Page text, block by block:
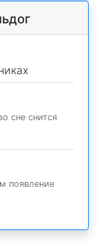
сне снится
появление